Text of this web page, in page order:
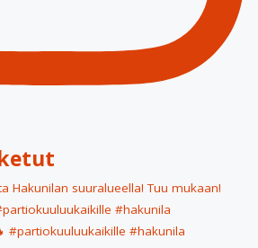
Hakunilan suuralueella! Tuu mukaan!
#hakunila